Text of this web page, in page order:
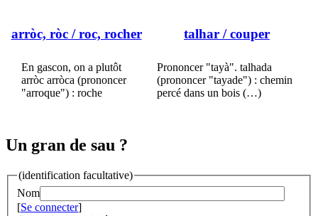
arròc, ròc/ roc, rocher
En gascon, on a plutôt
arròc arròca (prononcer
"arroque") : roche
talhar / couper
Prononcer "tayà". talhada
(prononcer "tayade") : chemin
percé dans un bois (…)
Un gran de sau ?
(identification facultative)
Nom
[Se connecter]